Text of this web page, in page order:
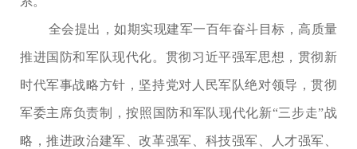
全会提出，如期实现建军一百年奋斗目标，高质量
推进国防和军队现代化。贯彻习近平强军思想，贯彻新
时代军事战略方针，坚持党对人民军队绝对领导，贯彻
军委主席负责制，按照国防和军队现代化新“三步走”战
略，推进政治建军、改革强军、科技强军、人才强军、